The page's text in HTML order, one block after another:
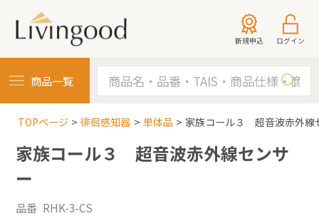
新規申込 ログイン
商品一覧
TOPページ 徘徊感知器 単体品 家族コール３ 超音波赤外線
家族コール３ 超音波赤外線センサ
ー
品番 RHK-3-CS